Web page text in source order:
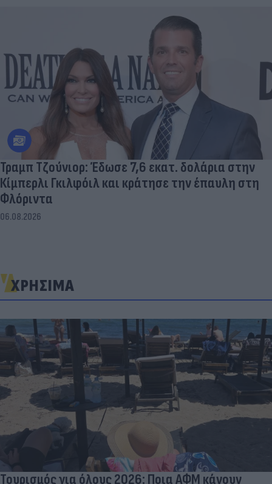
Τραμπ Τζούνιορ: Έδωσε 7,6 εκατ. δολάρια στην
Κίμπερλι Γκιλφόιλ και κράτησε την έπαυλη στη
Φλόριντα
06.08.2026
ΧΡΗΣΙΜΑ
Τουρισμός για όλους 2026: Ποια ΑΦΜ κάνουν